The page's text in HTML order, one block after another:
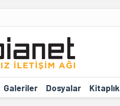
Galeriler Dosyalar Kitaplık